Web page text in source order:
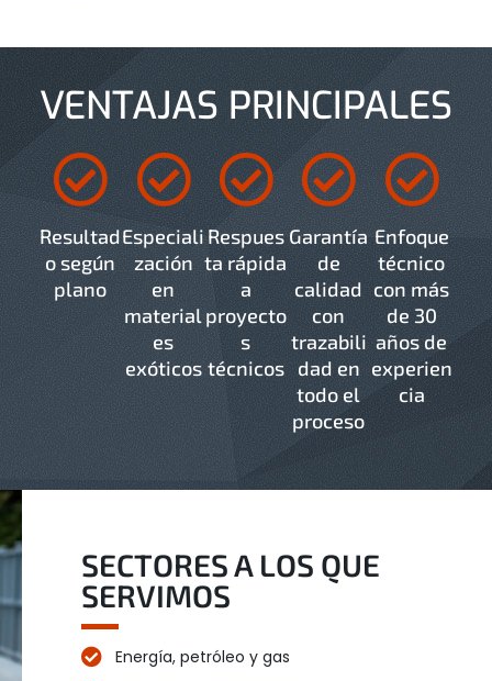
VENTAJAS PRINCIPALES
Resultad
o según
plano
Especiali
zación
en
material
es
exóticos
Respues
ta rápida
a
proyecto
s
técnicos
Garantía
de
calidad
con
trazabili
dad en
todo el
proceso
Enfoque
técnico
con más
de 30
años de
experien
cia
SECTORES A LOS QUE
SERVIMOS
Energía, petróleo y gas